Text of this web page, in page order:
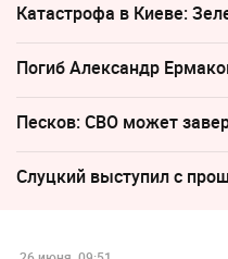
Катастрофа в Киеве:
Погиб Александр
Песков: СВО может
Слуцкий выступил с